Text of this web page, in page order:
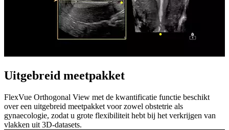
Uitgebreid meetpakket
FlexVue Orthogonal View met de kwantificatie functie beschikt
over een uitgebreid meetpakket voor zowel obstetrie als
gynaecologie, zodat u grote flexibiliteit hebt bij het verkrijgen van
vlakken uit 3D-datasets.